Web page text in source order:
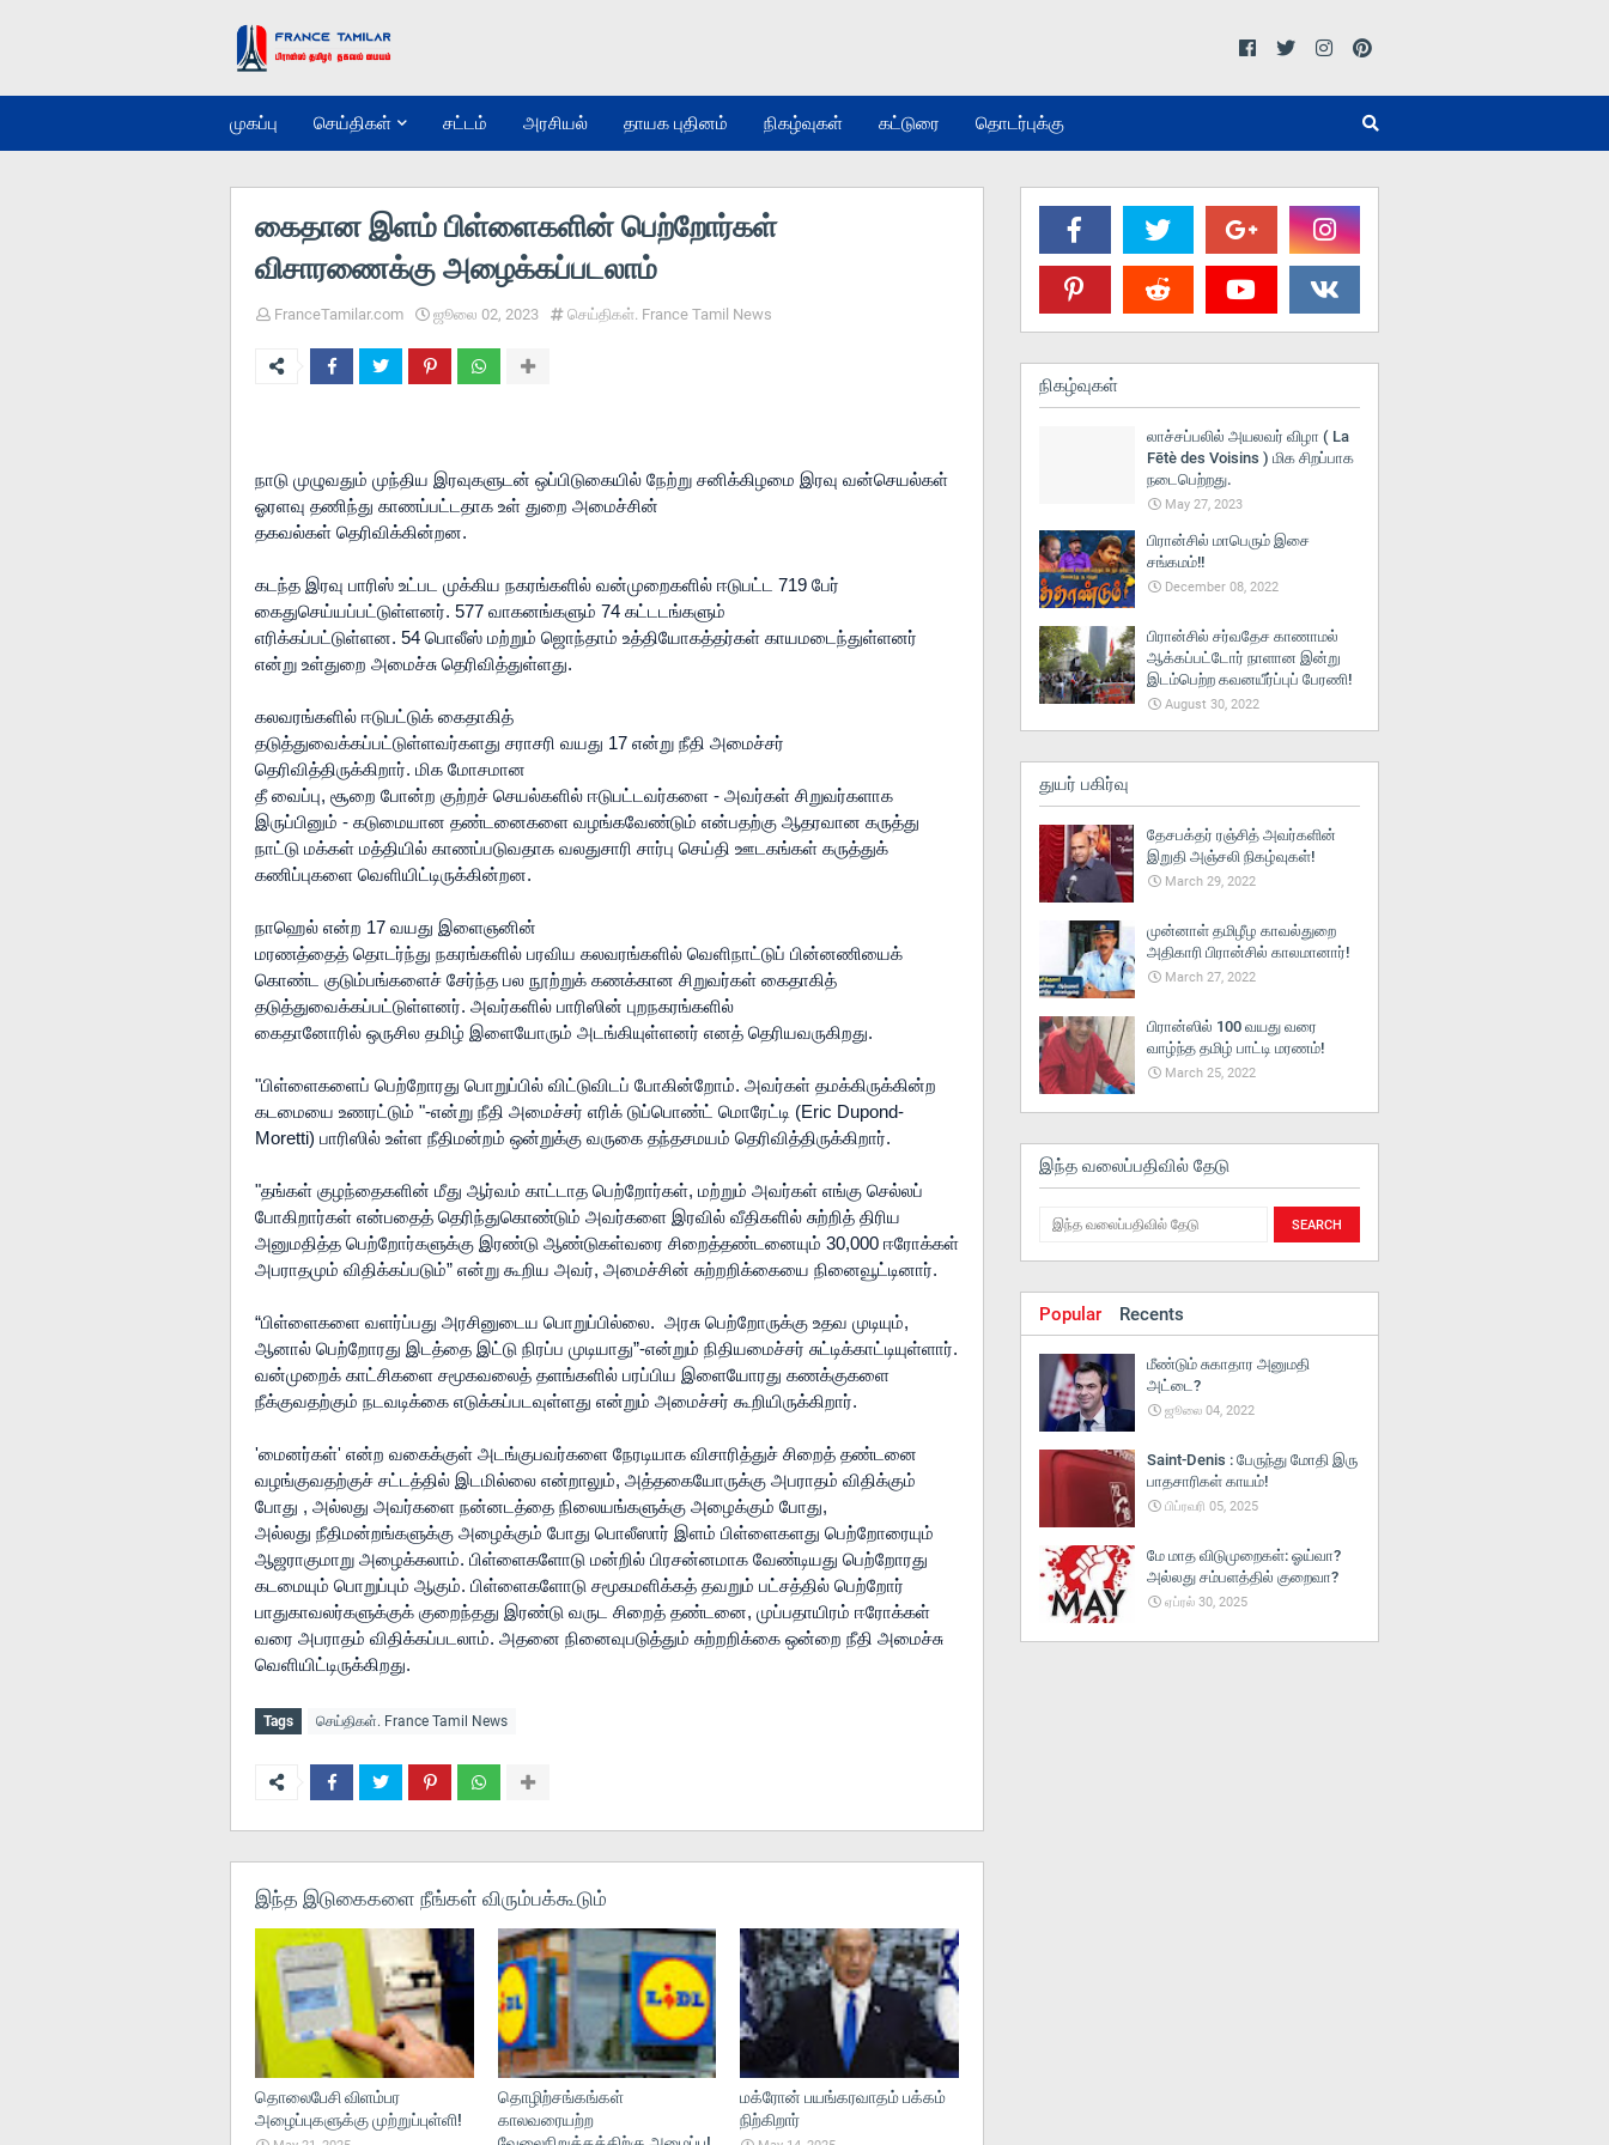
முகப்பு செய்திகள் சட்டம் அரசியல் தாயக புதினம் நிகழ்வுகள் கட்டுரை தொடர்புக்கு
கைதான இளம் பிள்ளைகளின் பெற்றோர்கள்
விசாரணைக்கு அழைக்கப்படலாம்
FranceTamilar.com ஜூலை 02, 2023 செய்திகள். France Tamil News
நாடு முழுவதும் முந்திய இரவுகளுடன் ஒப்பிடுகையில் நேற்று சனிக்கிழமை இரவு வன்செயல்கள்
ஓரளவு தணிந்து காணப்பட்டதாக உள் துறை அமைச்சின்
தகவல்கள் தெரிவிக்கின்றன.
கடந்த இரவு பாரிஸ் உட்பட முக்கிய நகரங்களில் வன்முறைகளில் ஈடுபட்ட 719 பேர்
கைதுசெய்யப்பட்டுள்ளனர். 577 வாகனங்களும் 74 கட்டடங்களும்
எரிக்கப்பட்டுள்ளன. 54 பொலீஸ் மற்றும் ஜொந்தாம் உத்தியோகத்தர்கள் காயமடைந்துள்ளனர்
என்று உள்துறை அமைச்சு தெரிவித்துள்ளது.
கலவரங்களில் ஈடுபட்டுக் கைதாகித்
தடுத்துவைக்கப்பட்டுள்ளவர்களது சராசரி வயது 17 என்று நீதி அமைச்சர்
தெரிவித்திருக்கிறார். மிக மோசமான
தீ வைப்பு, சூறை போன்ற குற்றச் செயல்களில் ஈடுபட்டவர்களை - அவர்கள் சிறுவர்களாக
இருப்பினும் - கடுமையான தண்டனைகளை வழங்கவேண்டும் என்பதற்கு ஆதரவான கருத்து
நாட்டு மக்கள் மத்தியில் காணப்படுவதாக வலதுசாரி சார்பு செய்தி ஊடகங்கள் கருத்துக்
கணிப்புகளை வெளியிட்டிருக்கின்றன.
நாஹெல் என்ற 17 வயது இளைஞனின்
மரணத்தைத் தொடர்ந்து நகரங்களில் பரவிய கலவரங்களில் வெளிநாட்டுப் பின்னணியைக்
கொண்ட குடும்பங்களைச் சேர்ந்த பல நூற்றுக் கணக்கான சிறுவர்கள் கைதாகித்
தடுத்துவைக்கப்பட்டுள்ளனர். அவர்களில் பாரிஸின் புறநகரங்களில்
கைதானோரில் ஒருசில தமிழ் இளையோரும் அடங்கியுள்ளனர் எனத் தெரியவருகிறது.
"பிள்ளைகளைப் பெற்றோரது பொறுப்பில் விட்டுவிடப் போகின்றோம். அவர்கள் தமக்கிருக்கின்ற
கடமையை உணரட்டும் "-என்று நீதி அமைச்சர் எரிக் டுப்பொண்ட் மொரேட்டி (Eric Dupond-
Moretti) பாரிஸில் உள்ள நீதிமன்றம் ஒன்றுக்கு வருகை தந்தசமயம் தெரிவித்திருக்கிறார்.
"தங்கள் குழந்தைகளின் மீது ஆர்வம் காட்டாத பெற்றோர்கள், மற்றும் அவர்கள் எங்கு செல்லப்
போகிறார்கள் என்பதைத் தெரிந்துகொண்டும் அவர்களை இரவில் வீதிகளில் சுற்றித் திரிய
அனுமதித்த பெற்றோர்களுக்கு இரண்டு ஆண்டுகள்வரை சிறைத்தண்டனையும் 30,000 ஈரோக்கள்
அபராதமும் விதிக்கப்படும்” என்று கூறிய அவர், அமைச்சின் சுற்றறிக்கையை நினைவூட்டினார்.
“பிள்ளைகளை வளர்ப்பது அரசினுடைய பொறுப்பில்லை.  அரசு பெற்றோருக்கு உதவ முடியும்,
ஆனால் பெற்றோரது இடத்தை இட்டு நிரப்ப முடியாது”-என்றும் நிதியமைச்சர் சுட்டிக்காட்டியுள்ளார்.
வன்முறைக் காட்சிகளை சமூகவலைத் தளங்களில் பரப்பிய இளையோரது கணக்குகளை
நீக்குவதற்கும் நடவடிக்கை எடுக்கப்படவுள்ளது என்றும் அமைச்சர் கூறியிருக்கிறார்.
'மைனர்கள்' என்ற வகைக்குள் அடங்குபவர்களை நேரடியாக விசாரித்துச் சிறைத் தண்டனை
வழங்குவதற்குச் சட்டத்தில் இடமில்லை என்றாலும், அத்தகையோருக்கு அபராதம் விதிக்கும்
போது , அல்லது அவர்களை நன்னடத்தை நிலையங்களுக்கு அழைக்கும் போது,
அல்லது நீதிமன்றங்களுக்கு அழைக்கும் போது பொலீஸார் இளம் பிள்ளைகளது பெற்றோரையும்
ஆஜராகுமாறு அழைக்கலாம். பிள்ளைகளோடு மன்றில் பிரசன்னமாக வேண்டியது பெற்றோரது
கடமையும் பொறுப்பும் ஆகும். பிள்ளைகளோடு சமூகமளிக்கத் தவறும் பட்சத்தில் பெற்றோர்
பாதுகாவலர்களுக்குக் குறைந்தது இரண்டு வருட சிறைத் தண்டனை, முப்பதாயிரம் ஈரோக்கள்
வரை அபராதம் விதிக்கப்படலாம். அதனை நினைவுபடுத்தும் சுற்றறிக்கை ஒன்றை நீதி அமைச்சு
வெளியிட்டிருக்கிறது.
Tags செய்திகள். France Tamil News
இந்த இடுகைகளை நீங்கள் விரும்பக்கூடும்
தொலைபேசி விளம்பர
அழைப்புகளுக்கு முற்றுப்புள்ளி!
தொழிற்சங்கங்கள்
காலவரையற்ற
மக்ரோன் பயங்கரவாதம் பக்கம்
நிற்கிறார்
நிகழ்வுகள்
லாச்சப்பலில் அயலவர் விழா ( La
Fētè des Voisins ) மிக சிறப்பாக
நடைபெற்றது.
May 27, 2023
பிரான்சில் மாபெரும் இசை
சங்கமம்!!
December 08, 2022
பிரான்சில் சர்வதேச காணாமல்
ஆக்கப்பட்டோர் நாளான இன்று
இடம்பெற்ற கவனயீர்ப்புப் பேரணி!
August 30, 2022
துயர் பகிர்வு
தேசபக்தர் ரஞ்சித் அவர்களின்
இறுதி அஞ்சலி நிகழ்வுகள்!
March 29, 2022
முன்னாள் தமிழீழ காவல்துறை
அதிகாரி பிரான்சில் காலமானார்!
March 27, 2022
பிரான்ஸில் 100 வயது வரை
வாழ்ந்த தமிழ் பாட்டி மரணம்!
March 25, 2022
இந்த வலைப்பதிவில் தேடு
Popular Recents
மீண்டும் சுகாதார அனுமதி
அட்டை?
ஜூலை 04, 2022
Saint-Denis : பேருந்து மோதி இரு
பாதசாரிகள் காயம்!
பிப்ரவரி 05, 2025
மே மாத விடுமுறைகள்: ஓய்வா?
அல்லது சம்பளத்தில் குறைவா?
ஏப்ரல் 30, 2025